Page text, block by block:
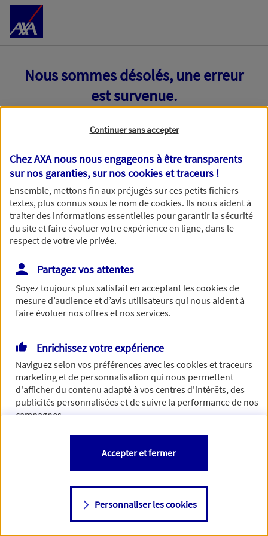
Accéder au Contenu
Nous sommes désolés, une erreur
est survenue.
Toutes nos excuses, une erreur technique nous empêche
de traiter votre demande. N'hésitez pas à rafraichir ce
formulaire dans quelques minutes.
Si besoin, vous pouvez nous joindre via notre page de
contact.
> Nous contacter
Continuer sans accepter
Chez AXA nous nous engageons à être transparents
sur nos garanties, sur noscookies et traceurs !
Ensemble, mettons fin aux préjugés sur ces petits fichiers
textes, plus connus sous le nom decookies. Ils nous aident à
traiter des informations essentielles pour garantir la sécurité
du site et faire évoluer votre expérience en ligne, dans le
respect de votre vie privée.
Partagez vos attentes
Soyez toujours plus satisfait en acceptant lescookiesde
mesure d’audience et d’avis utilisateurs qui nous aident à
faire évoluer nos offres et nos services.
Enrichissez votre expérience
Naviguez selon vos préférences avec lescookies et traceurs
marketing et de personnalisation qui nous permettent
d'afficher du contenu adapté à vos centres d'intérêts, des
publicités personnalisées et de suivre la performance de nos
campagnes.
Vous êtes libre de les accepter, de les refuser comme de
changer d'avis à tout moment en allant sur
Consulter notre politique decookies
Personnaliser les cookies
Accepter et fermer